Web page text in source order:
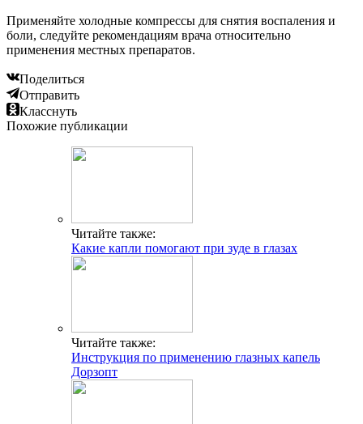
Применяйте холодные компрессы для снятия воспаления и
боли, следуйте рекомендациям врача относительно
применения местных препаратов.
Поделиться
Отправить
Класснуть
Похожие публикации
Читайте также:
Какие капли помогают при зуде в глазах
Читайте также:
Инструкция по применению глазных капель
Дорзопт